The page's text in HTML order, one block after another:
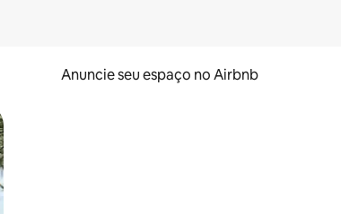
Anuncie seu espaço no Airbnb